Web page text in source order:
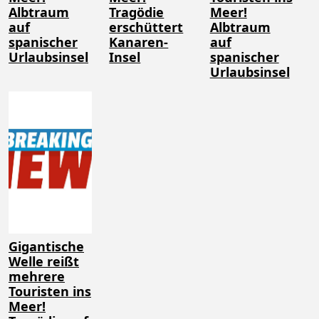
Albtraum
auf
spanischer
Urlaubsinsel
Tragödie
erschüttert
Kanaren-
Insel
Meer!
Albtraum
auf
spanischer
Urlaubsinsel
Gigantische
Welle reißt
mehrere
Touristen ins
Meer!